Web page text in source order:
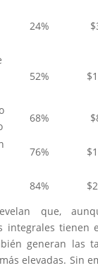
24%
52%
68%
76%
84%
que,
integrales tienen
generan las
elevadas. Sin